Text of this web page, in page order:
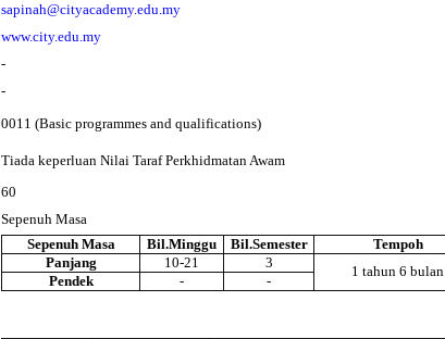
sapinah@cityacademy.edu.my
www.city.edu.my
-
-
0011 (Basic programmes and qualifications)
Tiada keperluan Nilai Taraf Perkhidmatan Awam
60
Sepenuh Masa
Sepenuh Masa Bil.Minggu Bil.Semester
Tempoh
Panjang
10-21 3
1 tahun 6 bulan
Pendek - -